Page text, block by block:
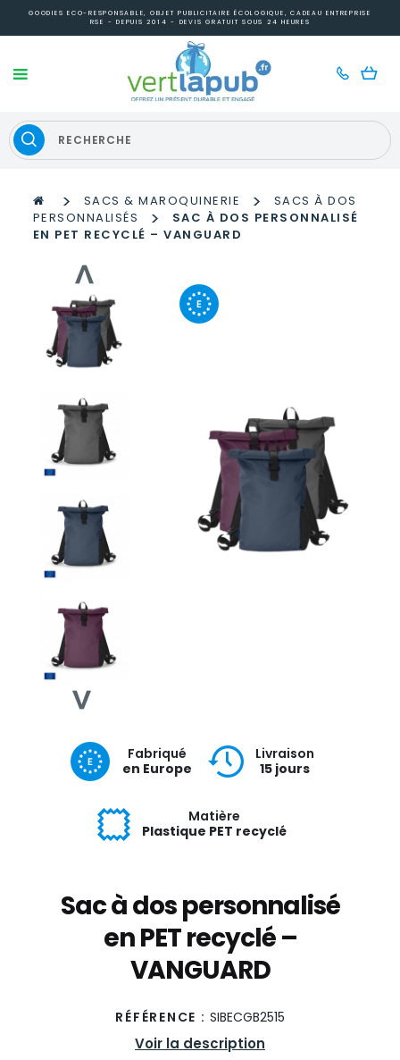
GOODIES ECO-RESPONSABLE, OBJET PUBLICITAIRE ÉCOLOGIQUE, CADEAU ENTREPRISE
RSE - DEPUIS 2014 - DEVIS GRATUIT SOUS 24 HEURES
> SACS & MAROQUINERIE >
SACS À DOS
PERSONNALISÉS
>
SAC À DOS PERSONNALISÉ
EN PET RECYCLÉ – VANGUARD
Fabriqué
en Europe
Livraison
15 jours
Matière
Plastique PET recyclé
Sac à dos personnalisé
en PET recyclé –
VANGUARD
RÉFÉRENCE : SIBECGB2515
Voir la description